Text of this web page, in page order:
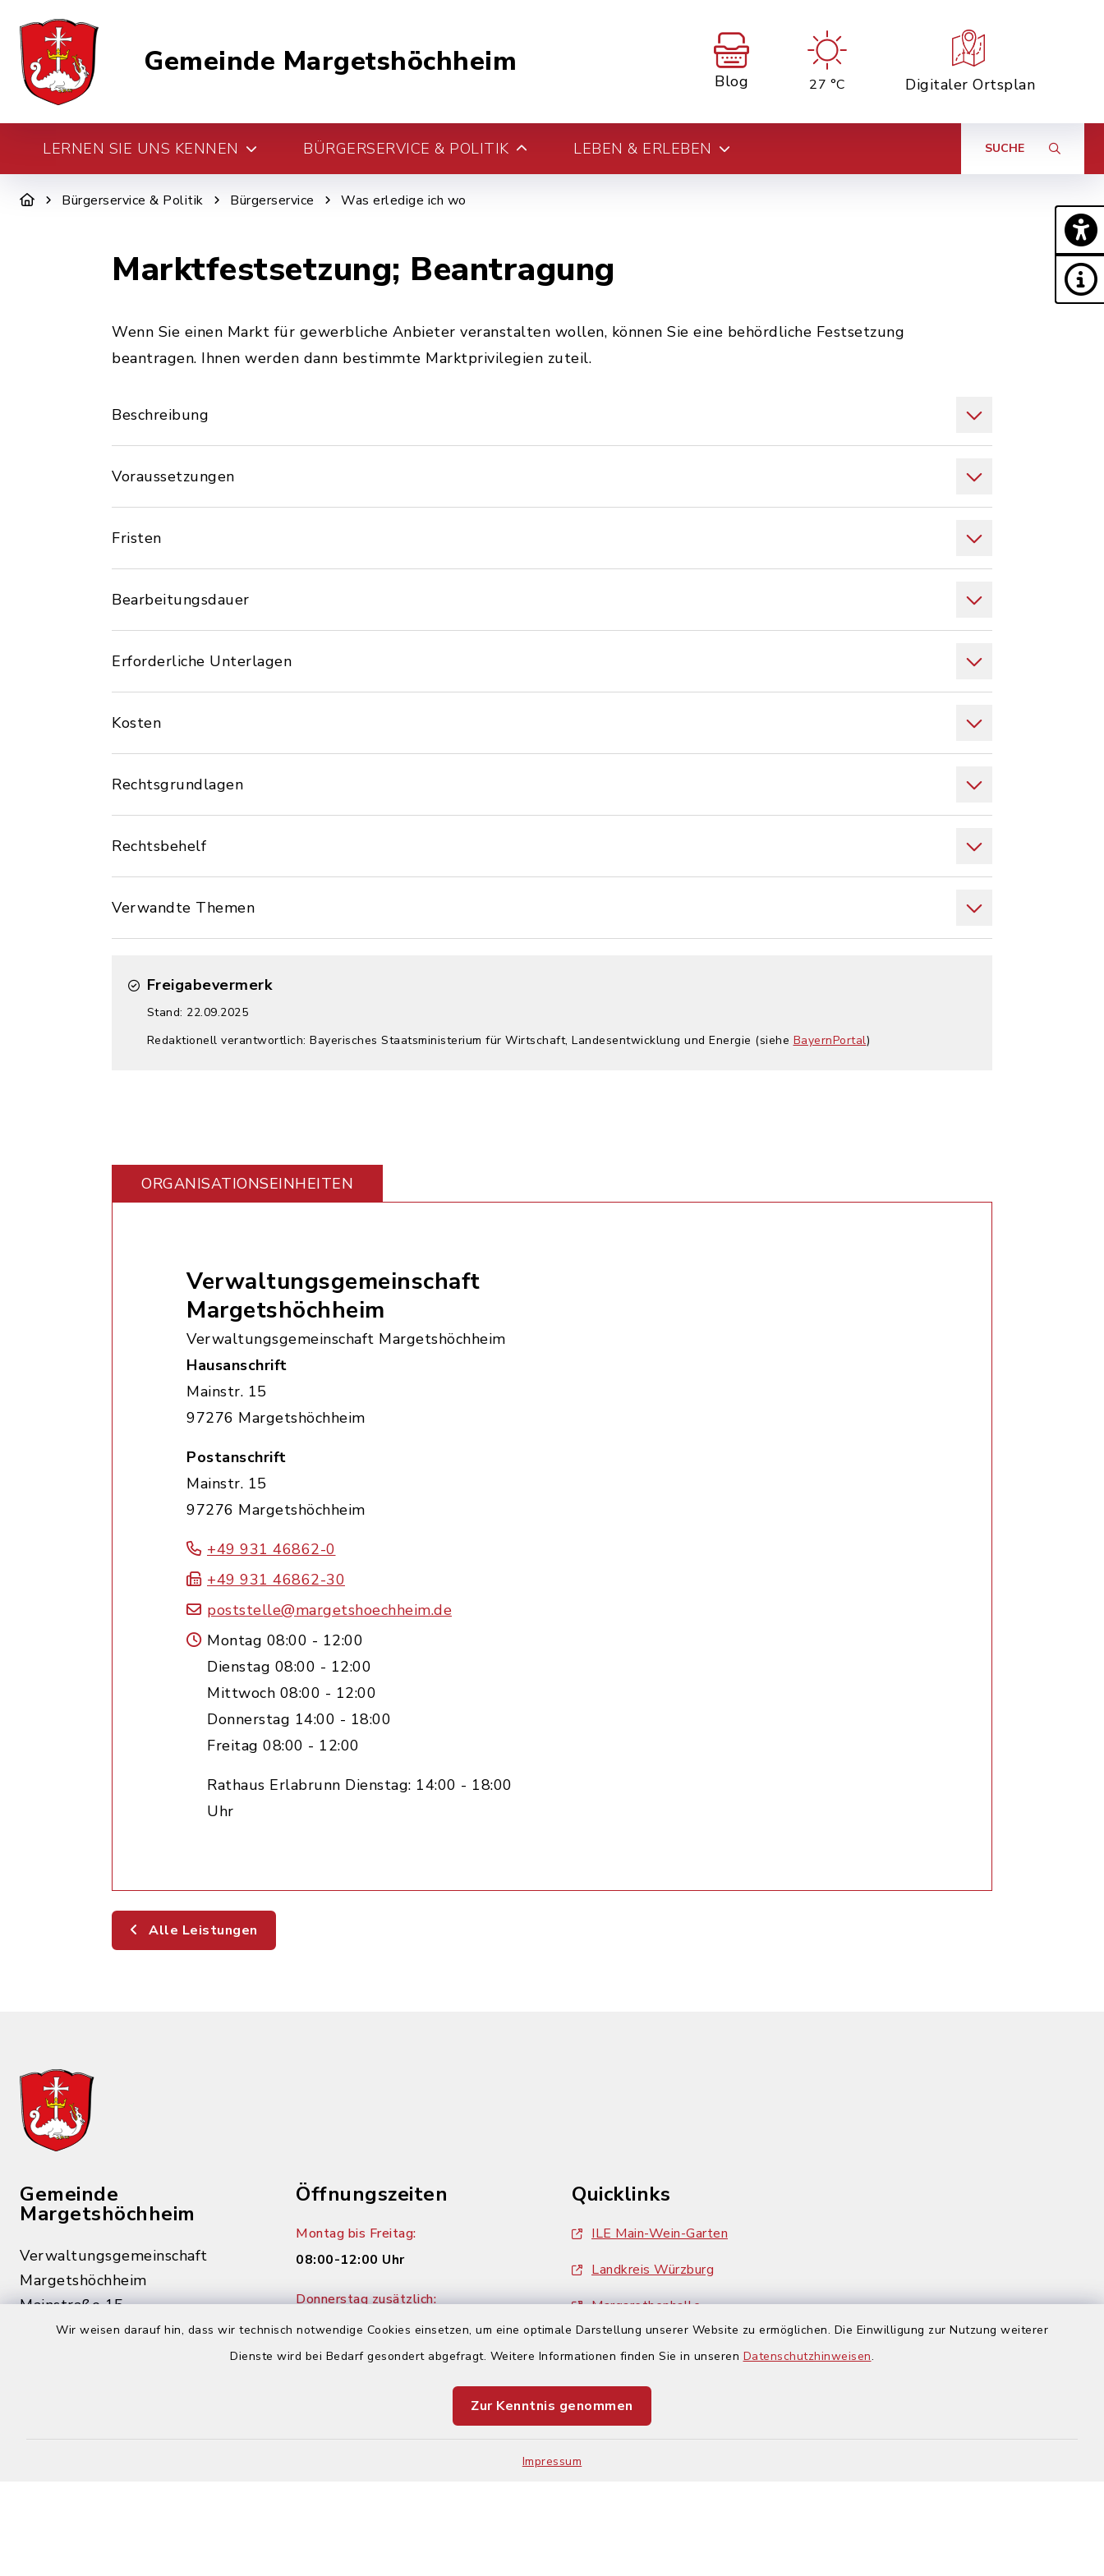
Wir weisen darauf hin, dass wir technisch notwendige Cookies einsetzen, um eine optimale Darstellung unserer Website zu ermöglichen. Die Einwilligung zur Nutzung weiterer
Dienste wird bei Bedarf gesondert abgefragt. Weitere Informationen finden Sie in unseren Datenschutzhinweisen.
Zur Kenntnis genommen
Impressum
Gemeinde Margetshöchheim
Blog 27 °C Digitaler Ortsplan
LERNEN SIE UNS KENNEN BÜRGERSERVICE & POLITIK LEBEN & ERLEBEN SUCHE
Bürgerservice & Politik Bürgerservice Was erledige ich wo
Marktfestsetzung; Beantragung
Wenn Sie einen Markt für gewerbliche Anbieter veranstalten wollen, können Sie eine behördliche Festsetzung
beantragen. Ihnen werden dann bestimmte Marktprivilegien zuteil.
Beschreibung
Voraussetzungen
Fristen
Bearbeitungsdauer
Erforderliche Unterlagen
Kosten
Rechtsgrundlagen
Rechtsbehelf
Verwandte Themen
Freigabevermerk
Stand: 22.09.2025
Redaktionell verantwortlich: Bayerisches Staatsministerium für Wirtschaft, Landesentwicklung und Energie (siehe BayernPortal)
ORGANISATIONS­EINHEITEN
Verwaltungsgemeinschaft
Margetshöchheim
Verwaltungsgemeinschaft Margetshöchheim
Hausanschrift
Mainstr. 15
97276 Margetshöchheim
Postanschrift
Mainstr. 15
97276 Margetshöchheim
+49 931 46862-0
+49 931 46862-30
poststelle@margetshoechheim.de
Montag 08:00 - 12:00
Dienstag 08:00 - 12:00
Mittwoch 08:00 - 12:00
Donnerstag 14:00 - 18:00
Freitag 08:00 - 12:00
Rathaus Erlabrunn Dienstag: 14:00 - 18:00
Uhr
Alle Leistungen
Gemeinde
Margetshöchheim
Verwaltungsgemeinschaft
Margetshöchheim
Mainstraße 15
97276 Margetshöchheim
buergerbuero@margetshoechheim.de
Öffnungszeiten
Montag bis Freitag:
08:00-12:00 Uhr
Donnerstag zusätzlich:
14:00-18:00 Uhr
Quicklinks
ILE Main-Wein-Garten
Landkreis Würzburg
Margarethenhalle
ZweiUferLand Tourismus